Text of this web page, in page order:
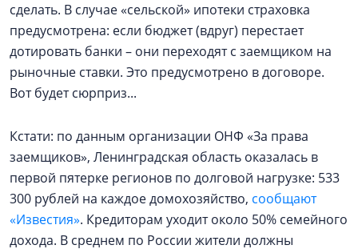
сделать. В случае «сельской» ипотеки страховка
предусмотрена: если бюджет (вдруг) перестает
дотировать банки – они переходят с заемщиком на
рыночные ставки. Это предусмотрено в договоре.
Вот будет сюрприз...
Кстати: по данным организации ОНФ «За права
заемщиков», Ленинградская область оказалась в
первой пятерке регионов по долговой нагрузке: 533
300 рублей на каждое домохозяйство, сообщают
«Известия». Кредиторам уходит около 50% семейного
дохода. В среднем по России жители должны